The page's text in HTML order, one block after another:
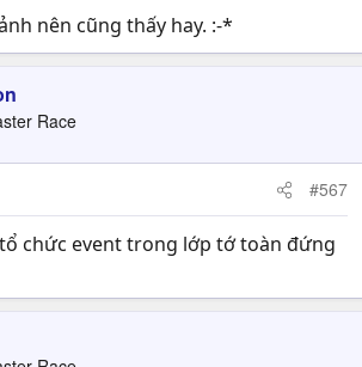
nên cũng thấy hay. :-*
Race
#567
chức event trong lớp tớ toàn đứng